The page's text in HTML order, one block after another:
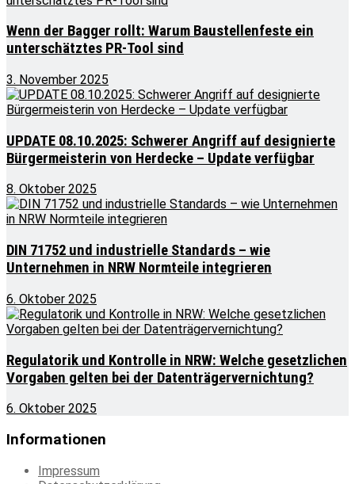
Wenn der Bagger rollt: Warum Baustellenfeste ein
unterschätztes PR-Tool sind
3. November 2025
UPDATE 08.10.2025: Schwerer Angriff auf designierte
Bürgermeisterin von Herdecke – Update verfügbar
8. Oktober 2025
DIN 71752 und industrielle Standards – wie
Unternehmen in NRW Normteile integrieren
6. Oktober 2025
Regulatorik und Kontrolle in NRW: Welche gesetzlichen
Vorgaben gelten bei der Datenträgervernichtung?
6. Oktober 2025
Informationen
Impressum